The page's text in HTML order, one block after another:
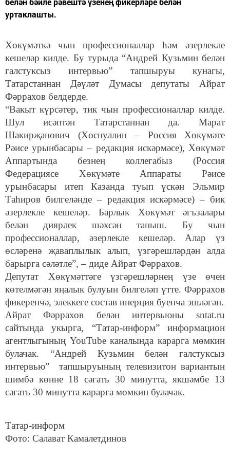
уртаклашты.
Хөкүмәткә чын профессионаллар һәм әзерлекле
кешеләр килде. Бу турыда “Андрей Кузьмин белән
галстуксыз интервью” тапшыруы кунагы,
Татарстаннан Дәүләт Думасы депутаты Айрат
Фәррахов белдерде.
“Вакыт күрсәтер, тик чын профессионаллар килде.
Шул исәптән Татарстаннан да. Марат
Шакирҗанович (Хөснуллин – Россия Хөкүмәте
Рәисе урынбасары – редакция искәрмәсе), Хөкүмәт
Аппартында безнең коллегабыз (Россия
Федерациясе Хөкүмәте Аппараты Рәисе
урынбасары итеп Казанда туып үскән Эльмир
Таһиров билгеләнде – редакция искәрмәсе) – бик
әзерлекле кешеләр. Барлык Хөкүмәт әгъзалары
белән диярлек шәхсән таныш. Бу чын
профессионаллар, әзерлекле кешеләр. Алар үз
өсләренә җаваплылык алып, үзгәрешләрдән алда
барырга сәләтле”, – диде Айрат Фәррахов.
Депутат Хөкүмәттәге үзгәрешләрнең үзе өчен
көтелмәгән яңалык булуын билгеләп үтте. Фәррахов
фикеренчә, элеккеге состав инерция буенча эшләгән.
Айрат Фәррахов белән интервьюны sntat.ru
сайтында укырга, “Татар-информ” информацион
агентлыгының YouTube каналында карарга мөмкин
булачак. “Андрей Кузьмин белән галстуксыз
интервью” тапшыруының телевизитон вариантын
шимбә көнне 18 сәгать 30 минутта, якшәмбе 13
сәгать 30 минутта карарга мөмкин булачак.
Татар-информ
Фото: Салават Камалетдинов